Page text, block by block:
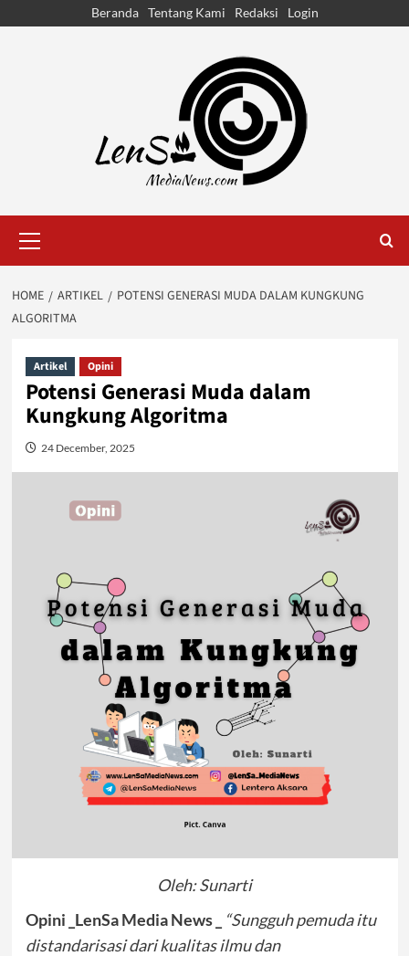
Beranda Tentang Kami Redaksi Login
Menu
HOME ARTIKEL
POTENSI GENERASI MUDA DALAM KUNGKUNG
ALGORITMA
Artikel Opini
Potensi Generasi Muda dalam
Kungkung Algoritma
24 December, 2025
Oleh: Sunarti
Opini _LenSa Media News _
“Sungguh pemuda itu
distandarisasi dari kualitas ilmu dan